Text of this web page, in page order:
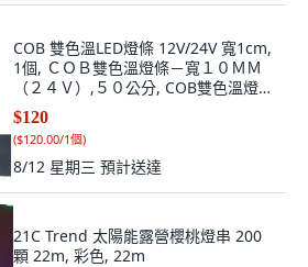
COB 雙色溫LED燈條 12V/24V 寬1cm,
1個, ＣＯＢ雙色溫燈條－寬１０ＭＭ
（２４Ｖ）,５０公分, COB雙色溫燈
條, 24V, 50公分
$120
($120.00/1個)
8/12 星期三 預計送達
21C Trend 太陽能露營櫻桃燈串 200
顆 22m, 彩色, 22m